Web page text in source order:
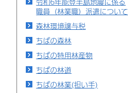
職員（林業職）派遣について
森林環境譲与税
ちばの森林
ちばの特用林産物
ちばの林道
ちばの林業(担い手)